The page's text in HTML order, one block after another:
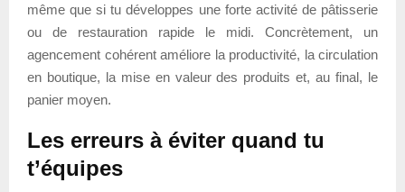
même que si tu développes une forte activité de pâtisserie
ou de restauration rapide le midi. Concrètement, un
agencement cohérent améliore la productivité, la circulation
en boutique, la mise en valeur des produits et, au final, le
panier moyen.
Les erreurs à éviter quand tu
t’équipes